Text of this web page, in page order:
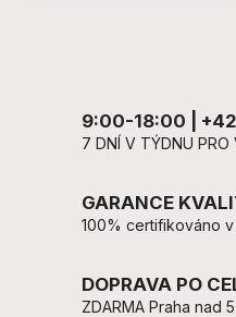
9:00-18:00 |
7 DNÍ V TÝDNU PRO
GARANCE
100% certifikováno v
DOPRAVA PO
ZDARMA Praha nad